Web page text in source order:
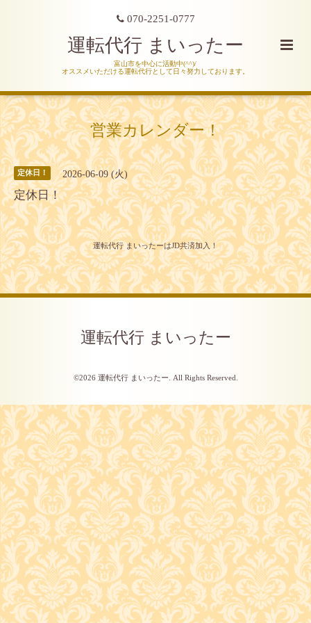
070-2251-0777
運転代行 まいったー
富山市を中心に活動中(^^)/
オススメいただける運転代行として日々努力しております。
営業カレンダー！
定休日！ 2026-06-09 (火)
定休日！
運転代行 まいったーはJD共済加入！
運転代行 まいったー
©2026 運転代行 まいったー . All Rights Reserved.